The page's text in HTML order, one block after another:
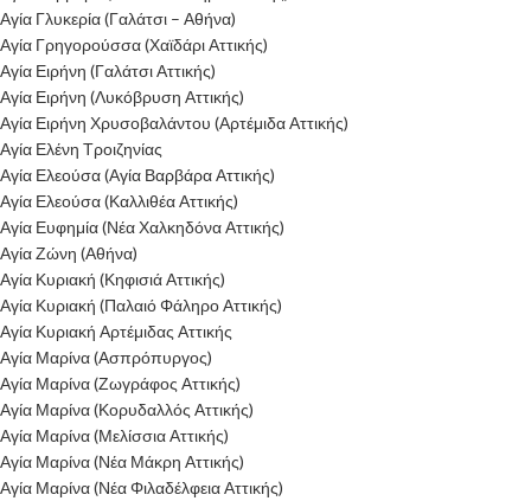
Αγία Γλυκερία (Γαλάτσι – Αθήνα)
Αγία Γρηγορούσσα (Χαϊδάρι Αττικής)
Αγία Ειρήνη (Γαλάτσι Αττικής)
Αγία Ειρήνη (Λυκόβρυση Αττικής)
Αγία Ειρήνη Χρυσοβαλάντου (Αρτέμιδα Αττικής)
Αγία Ελένη Τροιζηνίας
Αγία Ελεούσα (Αγία Βαρβάρα Αττικής)
Αγία Ελεούσα (Καλλιθέα Αττικής)
Αγία Ευφημία (Νέα Χαλκηδόνα Αττικής)
Αγία Ζώνη (Αθήνα)
Αγία Κυριακή (Κηφισιά Αττικής)
Αγία Κυριακή (Παλαιό Φάληρο Αττικής)
Αγία Κυριακή Αρτέμιδας Αττικής
Αγία Μαρίνα (Ασπρόπυργος)
Αγία Μαρίνα (Ζωγράφος Αττικής)
Αγία Μαρίνα (Κορυδαλλός Αττικής)
Αγία Μαρίνα (Μελίσσια Αττικής)
Αγία Μαρίνα (Νέα Μάκρη Αττικής)
Αγία Μαρίνα (Νέα Φιλαδέλφεια Αττικής)